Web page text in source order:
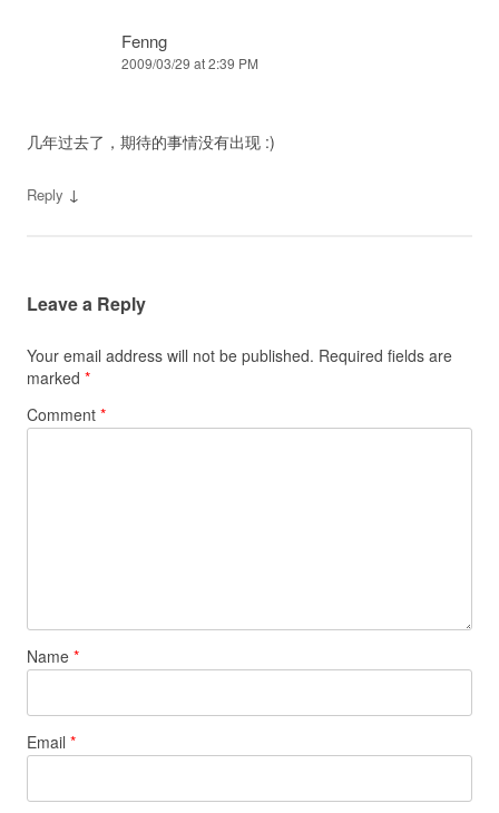
Fenng
2009/03/29 at 2:39 PM
几年过去了，期待的事情没有出现 :)
Reply ↓
Leave a Reply
Your email address will not be published. Required fields are
marked *
Comment *
Name *
Email *